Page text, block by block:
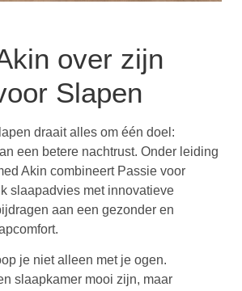
over zijn
Slapen
draait alles om één doel:
een betere nachtrust. Onder leiding
Akin combineert Passie voor
slaapadvies met innovatieve
aan een gezonder en
je niet alleen met je ogen.
slaapkamer mooi zijn, maar